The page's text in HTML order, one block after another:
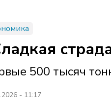
500 тысяч
- 11:17